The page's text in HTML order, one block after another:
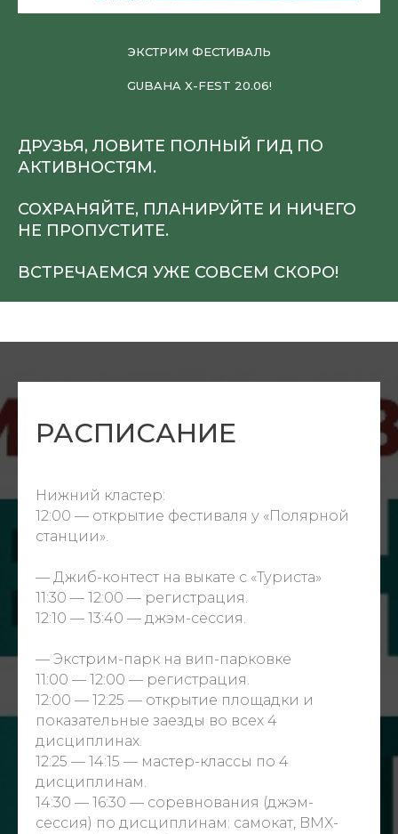
ЭКСТРИМ ФЕСТИВАЛЬ
GUBAHA X-FEST 20.06!
ДРУЗЬЯ, ЛОВИТЕ ПОЛНЫЙ ГИД ПО
АКТИВНОСТЯМ.
СОХРАНЯЙТЕ, ПЛАНИРУЙТЕ И НИЧЕГО
НЕ ПРОПУСТИТЕ.
ВСТРЕЧАЕМСЯ УЖЕ СОВСЕМ СКОРО!
РАСПИСАНИЕ
Нижний кластер:
12:00 — открытие фестиваля у «Полярной
станции».
— Джиб-контест на выкате с «Туриста»
11:30 — 12:00 — регистрация.
12:10 — 13:40 — джэм-сессия.
— Экстрим-парк на вип-парковке
11:00 — 12:00 — регистрация.
12:00 — 12:25 — открытие площадки и
показательные заезды во всех 4
дисциплинах.
12:25 — 14:15 — мастер-классы по 4
дисциплинам.
14:30 — 16:30 — соревнования (джэм-
сессия) по дисциплинам: самокат, BMX-